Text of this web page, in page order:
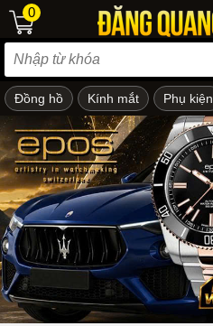
em
0
Đồng hồ Kính mắt Phụ kiện